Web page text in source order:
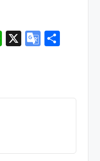
W
A
X
G
e